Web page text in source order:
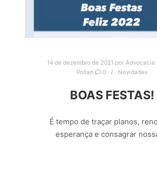
14 de dezembro de 2021 por Advocacia
Pollan
0 Novidades
BOAS FESTAS!
É tempo de traçar planos,
esperança e consagrar